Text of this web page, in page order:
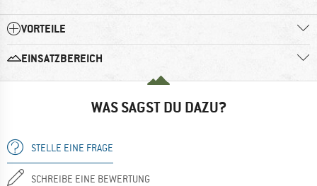
VORTEILE
EINSATZBEREICH
WAS SAGST DU DAZU?
STELLE EINE FRAGE
SCHREIBE EINE BEWERTUNG